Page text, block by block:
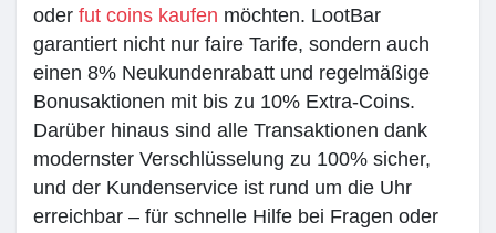
oder fut coins kaufen möchten. LootBar
garantiert nicht nur faire Tarife, sondern auch
einen 8% Neukundenrabatt und regelmäßige
Bonusaktionen mit bis zu 10% Extra-Coins.
Darüber hinaus sind alle Transaktionen dank
modernster Verschlüsselung zu 100% sicher,
und der Kundenservice ist rund um die Uhr
erreichbar – für schnelle Hilfe bei Fragen oder